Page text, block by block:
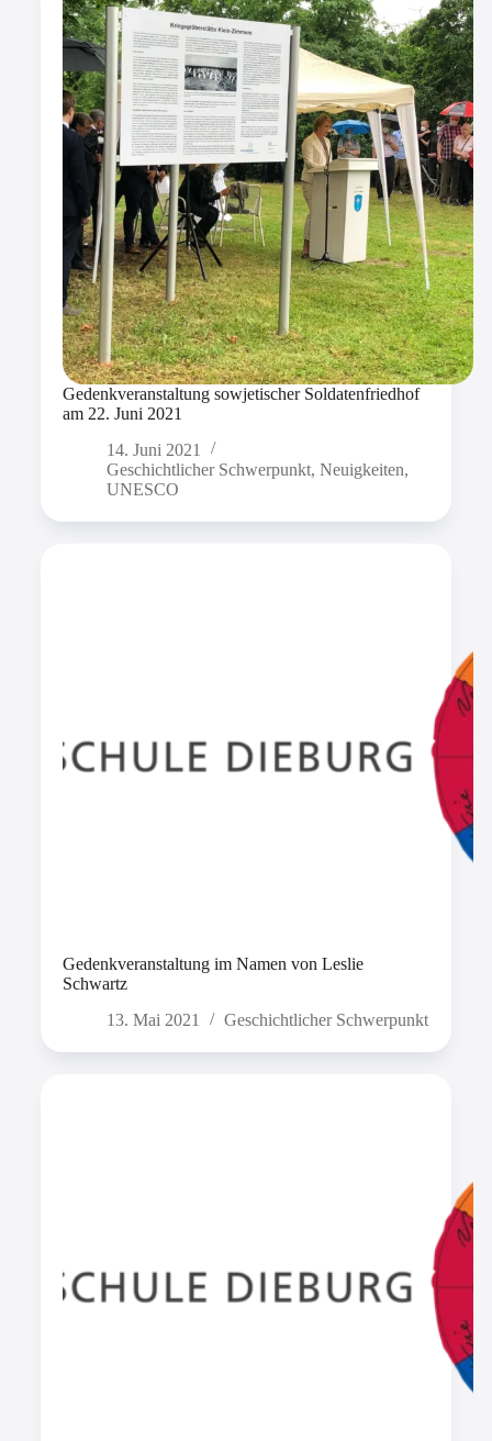
Gedenkveranstaltung sowjetischer Soldatenfriedhof
am 22. Juni 2021
14. Juni 2021
Geschichtlicher Schwerpunkt, Neuigkeiten,
UNESCO
Gedenkveranstaltung im Namen von Leslie
Schwartz
13. Mai 2021
Geschichtlicher Schwerpunkt